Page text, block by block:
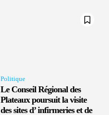
Politique
Le Conseil Régional des
Plateaux poursuit la visite
des sites d’ infirmeries et de